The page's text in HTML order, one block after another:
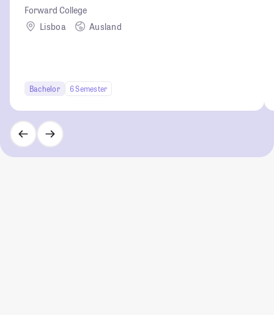
Forward College
Lisboa
Ausland
Bachelor 6 Semester